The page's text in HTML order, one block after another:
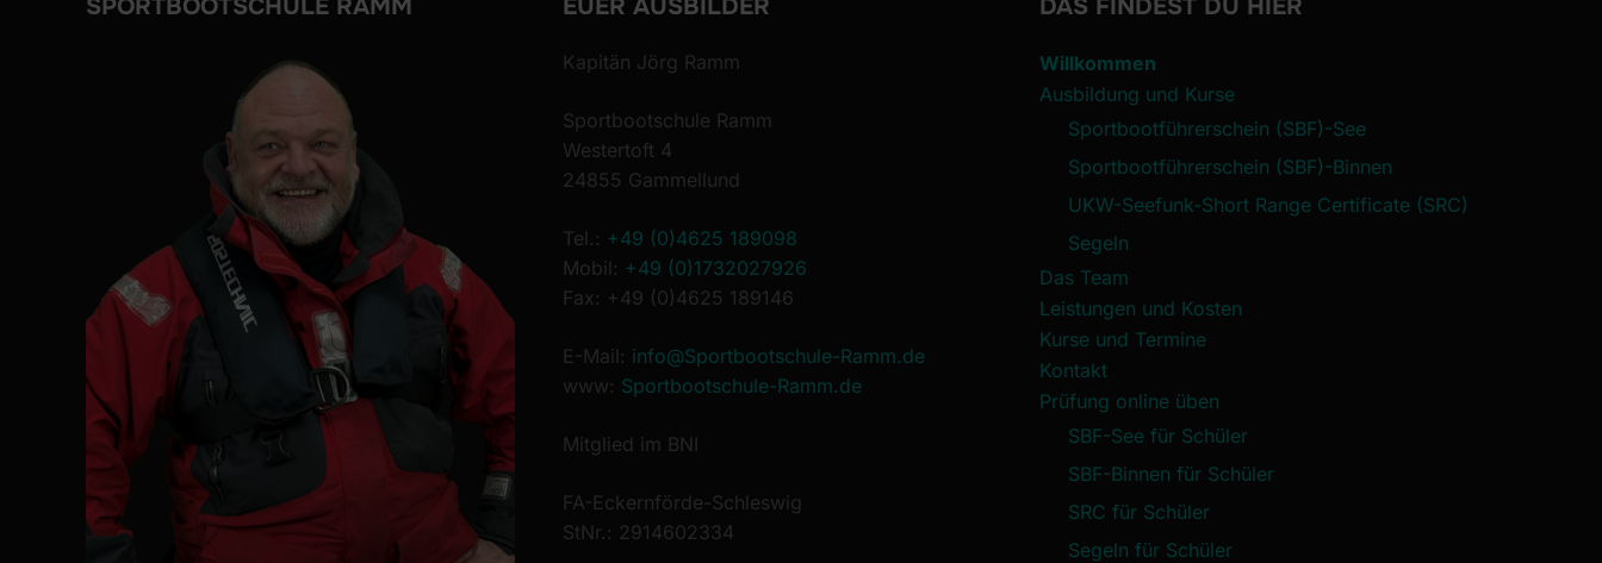
SPORTBOOTSCHULE RAMM EUER AUSBILDER
Kapitän Jörg Ramm
Sportbootschule Ramm
Westertoft 4
24855 Gammellund
Tel.: +49 (0)4625 189098
Mobil: +49 (0)1732027926
Fax: +49 (0)4625 189146
E-Mail: info@Sportbootschule-Ramm.de
www: Sportbootschule-Ramm.de
Mitglied im BNI
FA-Eckernförde-Schleswig
StNr.: 2914602334
DAS FINDEST DU HIER
Willkommen
Ausbildung und Kurse
Sportbootführerschein (SBF)-See
Sportbootführerschein (SBF)-Binnen
UKW-Seefunk-Short Range Certificate (SRC)
Segeln
Das Team
Leistungen und Kosten
Kurse und Termine
Kontakt
Prüfung online üben
SBF-See für Schüler
SBF-Binnen für Schüler
SRC für Schüler
Segeln für Schüler